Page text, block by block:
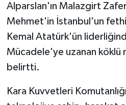
Alparslan'ın Malazgirt
Mehmet'in İstanbul'un
Kemal Atatürk'ün
Mücadele'ye uzanan köklü
belirtti.
Kara Kuvvetleri